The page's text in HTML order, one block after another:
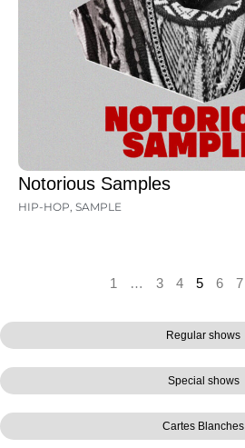
Regular shows
Special shows
Cartes Blanches
Notorious Samples
HIP-HOP, SAMPLE
1 … 3 4 5 6 7